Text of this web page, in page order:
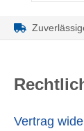
Vertrag